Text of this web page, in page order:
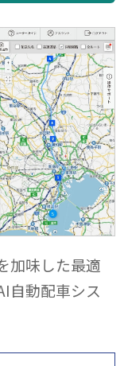
加味した最適
自動配車シス